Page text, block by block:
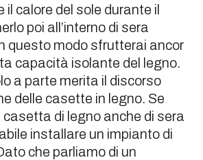
il calore del sole durante il
poi all’interno di sera
questo modo sfrutterai ancor
capacità isolante del legno.
a parte merita il discorso
delle casette in legno. Se
di legno anche di sera
installare un impianto di
che parliamo di un